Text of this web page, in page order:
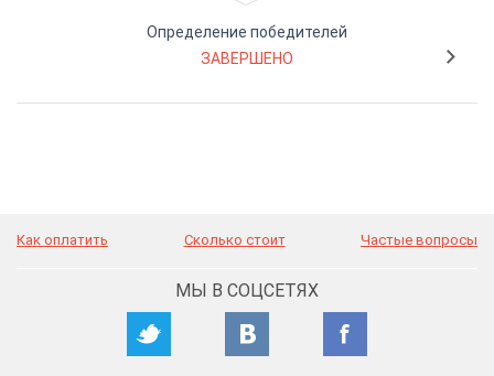
Определение победителей
ЗАВЕРШЕНО
Как оплатить Сколько стоит Частые вопросы
МЫ В СОЦСЕТЯХ